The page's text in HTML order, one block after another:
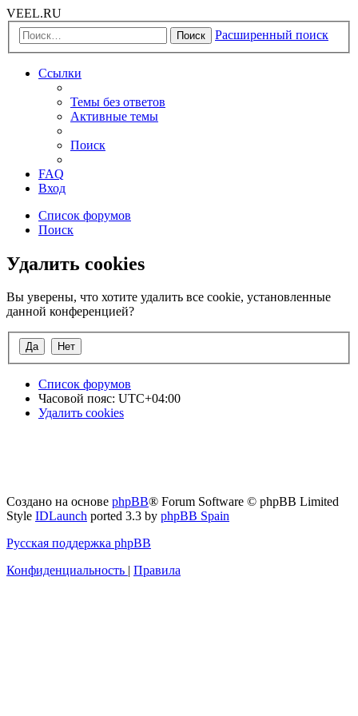
VEEL.RU
Поиск Расширенный поиск
Ссылки
Темы без ответов
Активные темы
Поиск
FAQ
Вход
Список форумов
Поиск
Удалить cookies
Вы уверены, что хотите удалить все cookie, установленные
данной конференцией?
Список форумов
Часовой пояс: UTC+04:00
Удалить cookies
Создано на основе phpBB® Forum Software © phpBB Limited
Style IDLaunch ported 3.3 by phpBB Spain
Русская поддержка phpBB
Конфиденциальность | Правила